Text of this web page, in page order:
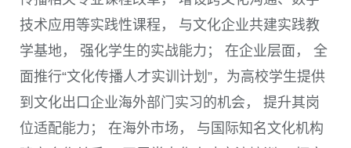
技术应用等实践性课程， 与文化企业共建实践教
学基地， 强化学生的实战能力； 在企业层面， 全
面推行“文化传播人才实训计划”，为高校学生提供
到文化出口企业海外部门实习的机会， 提升其岗
位适配能力； 在海外市场， 与国际知名文化机构